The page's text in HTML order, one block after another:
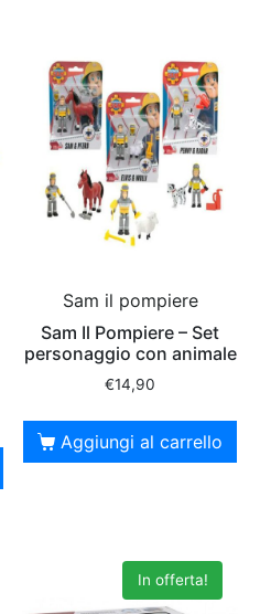
Sam il pompiere
Sam Il Pompiere – Set
personaggio con animale
€14,90
Aggiungi al carrello
In offerta!